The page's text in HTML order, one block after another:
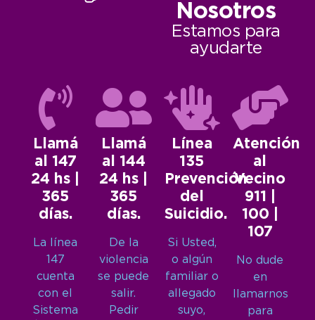
Nosotros
Estamos para
ayudarte
Llamá
al 147
24 hs |
365
días.
La línea
147
cuenta
con el
Sistema
Llamá
al 144
24 hs |
365
días.
De la
violencia
se puede
salir.
Pedir
Línea
135
Prevención
del
Suicidio.
Si Usted,
o algún
familiar o
allegado
suyo,
Atención
al
Vecino
911 |
100 |
107
No dude
en
llamarnos
para